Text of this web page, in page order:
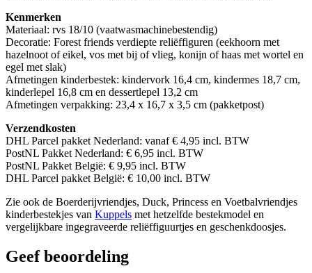
Kenmerken
Materiaal: rvs 18/10 (vaatwasmachinebestendig)
Decoratie: Forest friends verdiepte reliëffiguren (eekhoorn met
hazelnoot of eikel, vos met bij of vlieg, konijn of haas met wortel en
egel met slak)
Afmetingen kinderbestek: kindervork 16,4 cm, kindermes 18,7 cm,
kinderlepel 16,8 cm en dessertlepel 13,2 cm
Afmetingen verpakking: 23,4 x 16,7 x 3,5 cm (pakketpost)
Verzendkosten
DHL Parcel pakket Nederland: vanaf € 4,95 incl. BTW
PostNL Pakket Nederland: € 6,95 incl. BTW
PostNL Pakket België: € 9,95 incl. BTW
DHL Parcel pakket België: € 10,00 incl. BTW
Zie ook de Boerderijvriendjes, Duck, Princess en Voetbalvriendjes
kinderbestekjes van Kuppels met hetzelfde bestekmodel en
vergelijkbare ingegraveerde reliëffiguurtjes en geschenkdoosjes.
Geef beoordeling